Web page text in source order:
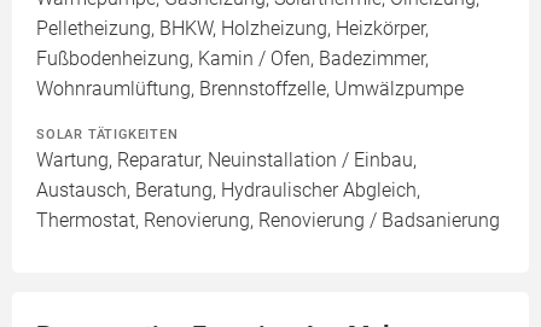
Pelletheizung, BHKW, Holzheizung, Heizkörper,
Fußbodenheizung, Kamin / Ofen, Badezimmer,
Wohnraumlüftung, Brennstoffzelle, Umwälzpumpe
SOLAR TÄTIGKEITEN
Wartung, Reparatur, Neuinstallation / Einbau,
Austausch, Beratung, Hydraulischer Abgleich,
Thermostat, Renovierung, Renovierung / Badsanierung